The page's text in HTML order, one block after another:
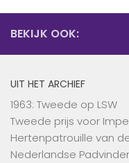
BEKIJK OOK:
UIT HET ARCHIEF
1963: Tweede op LSW
Tweede prijs voor
Hertenpatrouille van
Nederlandse